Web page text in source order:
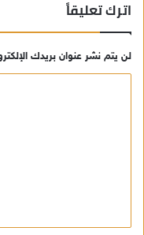
اترك تعليقاً
لن يتم نشر عنوان بريدك
ق